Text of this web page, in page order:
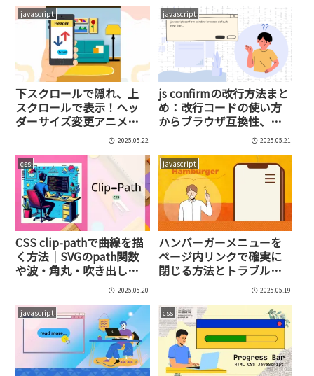
javascript
下スクロールで隠れ、上
スクロールで表示！ヘッ
ダーサイズ変更アニメー
ションの作り方【jQuery
2025.05.22
javascript
js confirmの改行方法まと
め：改行コードの使い方
からブラウザ互換性、自
作confirmモーダルの実践
2025.05.21
css
CSS clip-pathで曲線を描
く方法｜SVGのpath関数
や波・角丸・吹き出しデ
ザインまで完全ガイド2025.05.20
javascript
ハンバーガーメニューを
ページ内リンクで確実に
閉じる方法とトラブル解
消法【jQuery＆Vanilla JS
2025.05.19
javascript css